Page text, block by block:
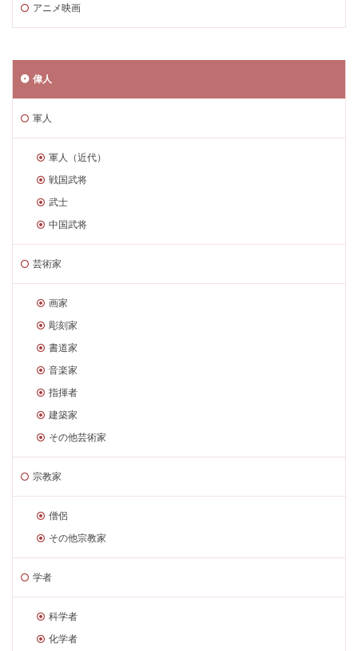
アニメ映画
偉人
軍人
軍人（近代）
戦国武将
武士
中国武将
芸術家
画家
彫刻家
書道家
音楽家
指揮者
建築家
その他芸術家
宗教家
僧侶
その他宗教家
学者
科学者
化学者